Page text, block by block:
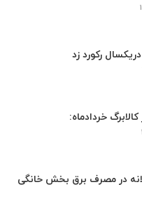
رکورد زد
خردادماه:
در مصرف برق بخش خانگی